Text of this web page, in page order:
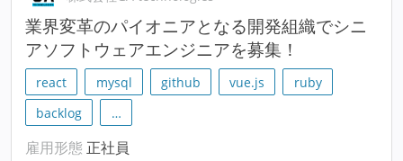
業界変革のパイオニアとなる開発組織でシニ
アソフトウェアエンジニアを募集！
react mysql github vue.js
ruby
backlog
…
雇用形態 正社員